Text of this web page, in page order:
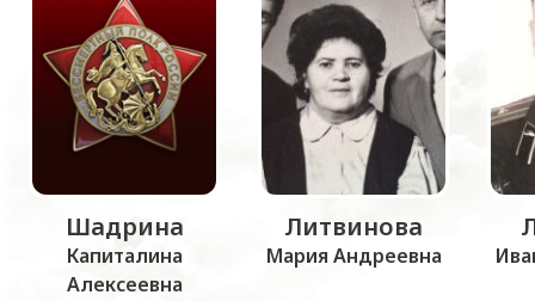
Шадрина
Капиталина
Алексеевна
Литвинова
Мария Андреевна